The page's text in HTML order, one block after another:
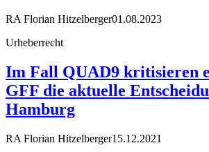
RA Florian Hitzelberger01.08.2023
Urheberrecht
Im Fall QUAD9 kritisieren
GFF die aktuelle
Hamburg
RA Florian Hitzelberger15.12.2021